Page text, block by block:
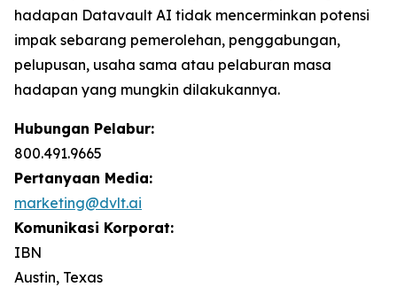
hadapan Datavault AI tidak mencerminkan potensi
impak sebarang pemerolehan, penggabungan,
pelupusan, usaha sama atau pelaburan masa
hadapan yang mungkin dilakukannya.
Hubungan Pelabur:
800.491.9665
Pertanyaan Media:
marketing@dvlt.ai
Komunikasi Korporat:
IBN
Austin, Texas